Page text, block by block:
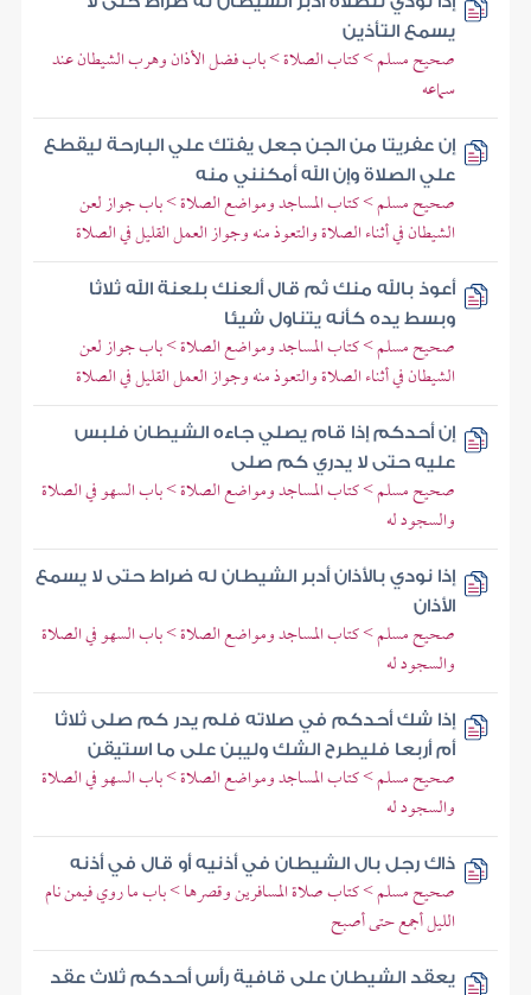
يسمع التأذين
صحيح مسلم > كتاب الصلاة > باب فضل الأذان وهرب الشيطان عند
سماعه
إن عفريتا من الجن جعل يفتك علي البارحة ليقطع
علي الصلاة وإن الله أمكنني منه
صحيح مسلم > كتاب المساجد ومواضع الصلاة > باب جواز لعن
الشيطان في أثناء الصلاة والتعوذ منه وجواز العمل القليل في الصلاة
أعوذ بالله منك ثم قال ألعنك بلعنة الله ثلاثا
وبسط يده كأنه يتناول شيئا
صحيح مسلم > كتاب المساجد ومواضع الصلاة > باب جواز لعن
الشيطان في أثناء الصلاة والتعوذ منه وجواز العمل القليل في الصلاة
إن أحدكم إذا قام يصلي جاءه الشيطان فلبس
عليه حتى لا يدري كم صلى
صحيح مسلم > كتاب المساجد ومواضع الصلاة > باب السهو في الصلاة
والسجود له
إذا نودي بالأذان أدبر الشيطان له ضراط حتى لا يسمع
الأذان
صحيح مسلم > كتاب المساجد ومواضع الصلاة > باب السهو في الصلاة
والسجود له
إذا شك أحدكم في صلاته فلم يدر كم صلى ثلاثا
أم أربعا فليطرح الشك وليبن على ما استيقن
صحيح مسلم > كتاب المساجد ومواضع الصلاة > باب السهو في الصلاة
والسجود له
ذاك رجل بال الشيطان في أذنيه أو قال في أذنه
صحيح مسلم > كتاب صلاة المسافرين وقصرها > باب ما روي فيمن نام
الليل أجمع حتى أصبح
يعقد الشيطان على قافية رأس أحدكم ثلاث عقد